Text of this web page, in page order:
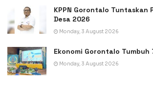
KPPN Gorontalo Tuntaskan
Desa 2026
Monday, 3 August 2026
Ekonomi Gorontalo Tumbuh
Monday, 3 August 2026